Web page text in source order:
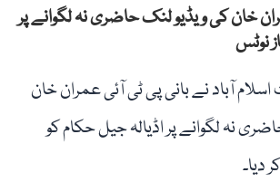
خان کی ویڈیو لنک حاضری نہ لگوانے پر
نوٹس
آباد نے بانی پی ٹی آئی عمران خان
نہ لگوانے پر اڈیالہ جیل حکام کو
دیا۔